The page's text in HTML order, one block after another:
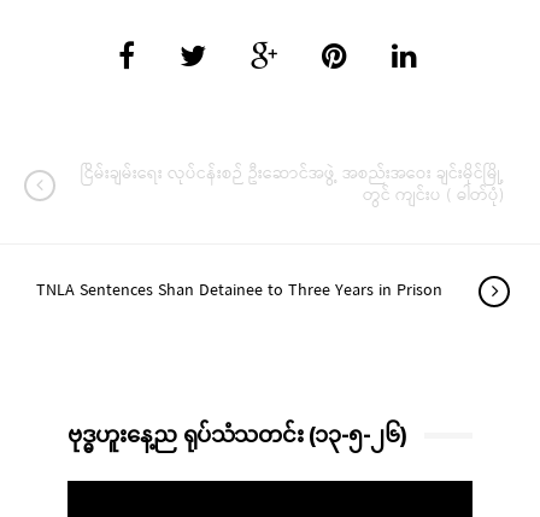
ငြိမ်းချမ်းရေး လုပ်ငန်းစဉ် ဦးဆောင်အဖွဲ့ အစည်းအဝေး ချင်းမိုင်မြို့
တွင် ကျင်းပ ( ဓါတ်ပုံ)
TNLA Sentences Shan Detainee to Three Years in Prison
ဗုဒ္ဓဟူးနေ့ည ရုပ်သံသတင်း (၁၃-၅-၂၆)